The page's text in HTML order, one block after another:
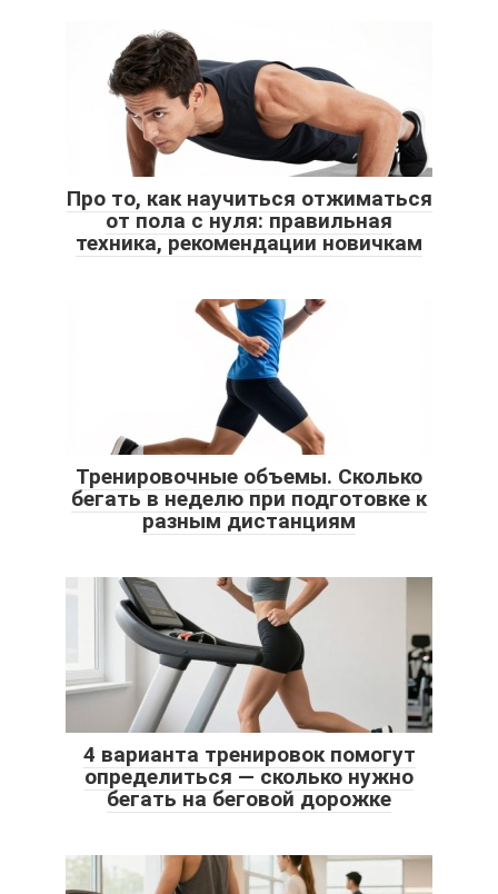
Про то, как научиться отжиматься
от пола с нуля: правильная
техника, рекомендации новичкам
Тренировочные объемы. Сколько
бегать в неделю при подготовке к
разным дистанциям
4 варианта тренировок помогут
определиться — сколько нужно
бегать на беговой дорожке